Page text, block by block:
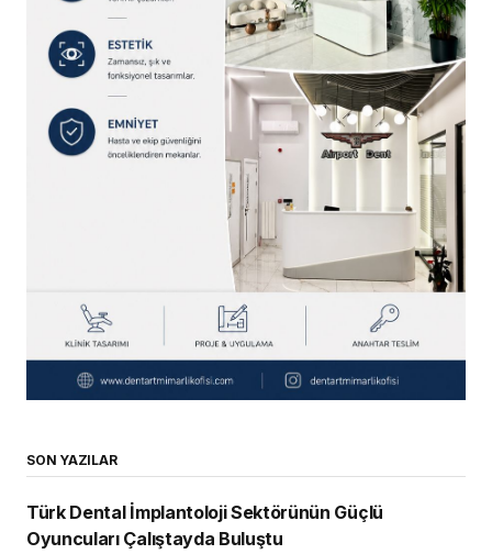
SON YAZILAR
Türk Dental İmplantoloji Sektörünün Güçlü
Oyuncuları Çalıştayda Buluştu